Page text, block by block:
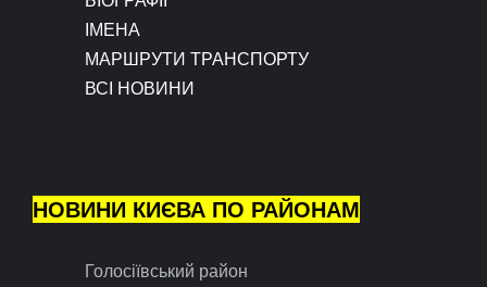
ІМЕНА
МАРШРУТИ ТРАНСПОРТУ
ВСІ НОВИНИ
НОВИНИ КИЄВА ПО РАЙОНАМ
Голосіївський район